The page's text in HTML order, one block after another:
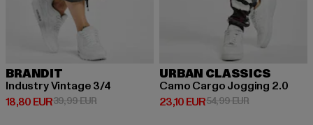
BRANDIT
Industry Vintage 3/4
18,80 EUR
Derzeitiger Preis: 18,80 EUR
39,99 EURAktionspreis: 39,99 EUR
URBAN CLASSICS
Camo Cargo Jogging 2.0
23,10 EUR
Derzeitiger Preis: 23,10 EUR
54,99 EURAktionspreis: